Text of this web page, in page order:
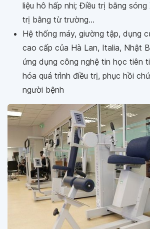
liệu hô hấp nhi; Điều trị bằng sóng
trị bằng từ trường...
Hệ thống máy, giường tập, dụng
cao cấp của Hà Lan, Italia, Nhật
ứng dụng công nghệ tin học tiên
hóa quá trình điều trị, phục hồi
người bệnh